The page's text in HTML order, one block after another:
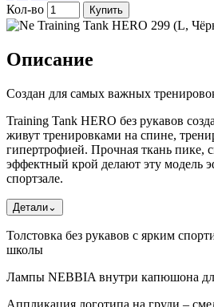
Кол-во
Купить
Описание
Создан для самых важных
Training Tank HERO без рукавов
живут тренировками на спине,
гипертрофией. Прочная ткань пике,
эффектный крой делают эту модель
спортзале.
Детали⌄
Толстовка без рукавов с ярким
школы
Лампы NEBBIA внутри капюшона
Аппликация логотипа на груди –